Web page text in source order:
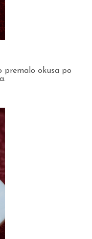
premalo okusa po